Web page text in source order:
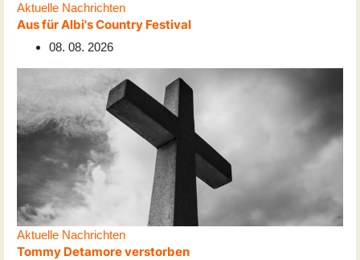
Aktuelle Nachrichten
Aus für Albi's Country Festival
08. 08. 2026
Aktuelle Nachrichten
Tommy Detamore verstorben